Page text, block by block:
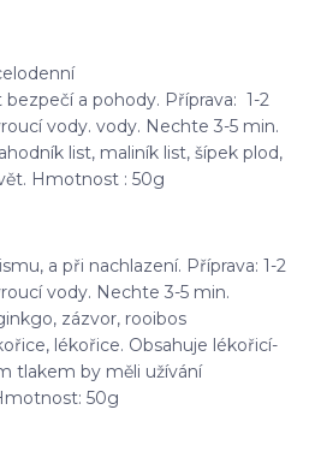
a pohody. Příprava: 1-2
vody. vody. Nechte 3-5 min.
list, maliník list, šípek plod,
Hmotnost : 50g
a při nachlazení. Příprava: 1-2
vody. Nechte 3-5 min.
zázvor, rooibos
lékořice. Obsahuje lékořicí-
tlakem by měli užívání
50g